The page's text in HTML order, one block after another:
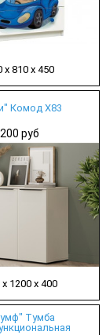
х 810 х 450
Комод Х83
руб
х 1200 х 400
Тумба